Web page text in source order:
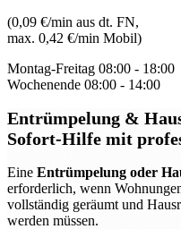
(0,09 €/min aus dt. FN,
max. 0,42 €/min Mobil)
Montag-Freitag 08:00 - 18:00
Wochenende 08:00 - 14:00
Entrümpelung &
Sofort-Hilfe mit
Eine Entrümpelung oder
erforderlich, wenn
vollständig geräumt und
werden müssen.